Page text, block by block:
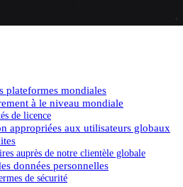
plateformes mondiales
à le niveau mondiale
de licence
appropriées aux utilisateurs globaux
auprès de notre clientèle globale
données personnelles
de sécurité